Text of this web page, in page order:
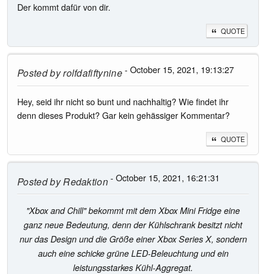
Der kommt dafür von dir.
QUOTE
Posted byrolfdafiftynine- October 15, 2021, 19:13:27
Hey, seid ihr nicht so bunt und nachhaltig? Wie findet ihr
denn dieses Produkt? Gar kein gehässiger Kommentar?
QUOTE
Posted byRedaktion- October 15, 2021, 16:21:31
"Xbox and Chill" bekommt mit dem Xbox Mini Fridge eine
ganz neue Bedeutung, denn der Kühlschrank besitzt nicht
nur das Design und die Größe einer Xbox Series X, sondern
auch eine schicke grüne LED-Beleuchtung und ein
leistungsstarkes Kühl-Aggregat.